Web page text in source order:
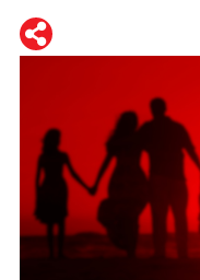
Facebook
Twitter